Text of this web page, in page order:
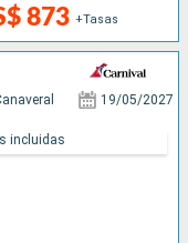
873 +Tasas
19/05/2027
incluidas